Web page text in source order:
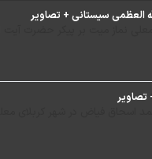
العظمی سیستانی + تصاویر
تصاویر